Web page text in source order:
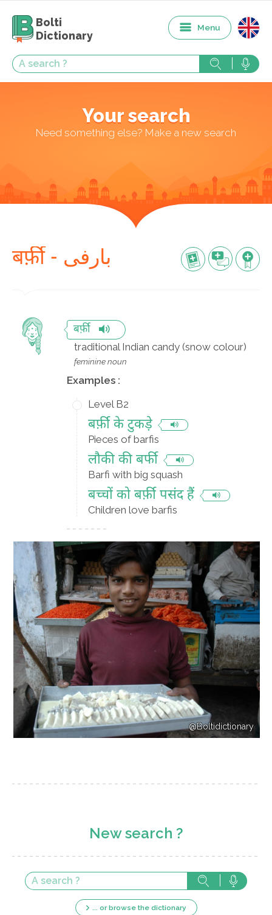
Bolti
Dictionary
Menu
Your search
Need something else? Make a new search
बर्फ़ी - بارفی
बर्फ़ी
traditional Indian candy (snow colour)
feminine noun
Examples :
Level B2
बर्फ़ी के टुकड़े
Pieces of barfis
लौकी की बर्फी
Barfi with big squash
बच्चों को बर्फ़ी पसंद हैं
Children love barfis
@Boltidictionary
New search ?
... or browse the dictionary